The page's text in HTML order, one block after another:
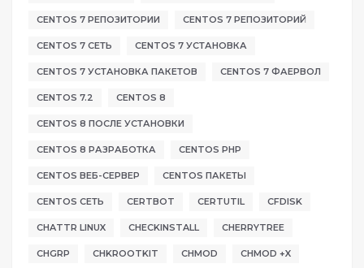
CENTOS 7 РЕПОЗИТОРИИ CENTOS 7 РЕПОЗИТОРИЙ
CENTOS 7 СЕТЬ CENTOS 7 УСТАНОВКА
CENTOS 7 УСТАНОВКА ПАКЕТОВ CENTOS 7 ФАЕРВОЛ
CENTOS 7.2 CENTOS 8
CENTOS 8 ПОСЛЕ УСТАНОВКИ
CENTOS 8 РАЗРАБОТКА CENTOS PHP
CENTOS ВЕБ-СЕРВЕР CENTOS ПАКЕТЫ
CENTOS СЕТЬ CERTBOT CERTUTIL CFDISK
CHATTR LINUX CHECKINSTALL CHERRYTREE
CHGRP CHKROOTKIT CHMOD CHMOD +X